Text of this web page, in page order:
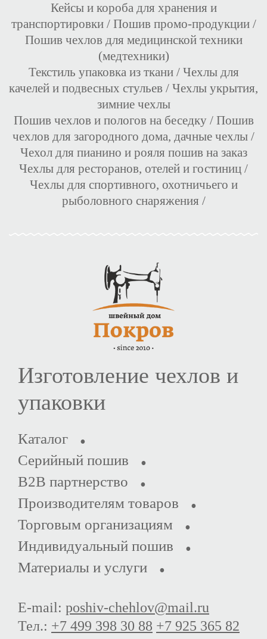
Кейсы и короба для хранения и
транспортировки / Пошив промо-продукции/
Пошив чехлов для медицинской техники
(медтехники)
Текстиль упаковка из ткани/ Чехлы для
качелей и подвесных стульев / Чехлы укрытия,
зимние чехлы
Пошив чехлов и пологов на беседку/ Пошив
чехлов для загородного дома, дачные чехлы /
Чехол для пианино и рояля пошив на заказ
Чехлы для ресторанов, отелей и гостиниц /
Чехлы для спортивного, охотничьего и
рыболовного снаряжения /
Изготовление чехлов и
упаковки
Каталог
Серийный пошив
B2B партнерство
Производителям товаров
Торговым организациям
Индивидуальный пошив
Материалы и услуги
E-mail: poshiv-chehlov@mail.ru
Тел.: +7 499 398 30 88 +7 925 365 82